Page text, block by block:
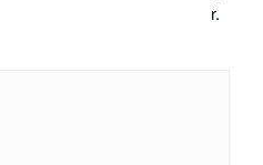
r.